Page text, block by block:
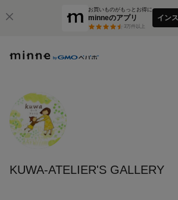
お買いものがもっとお得に
minneのアプリ
3万件以上
イン
KUWA-ATELIER'S GALLERY